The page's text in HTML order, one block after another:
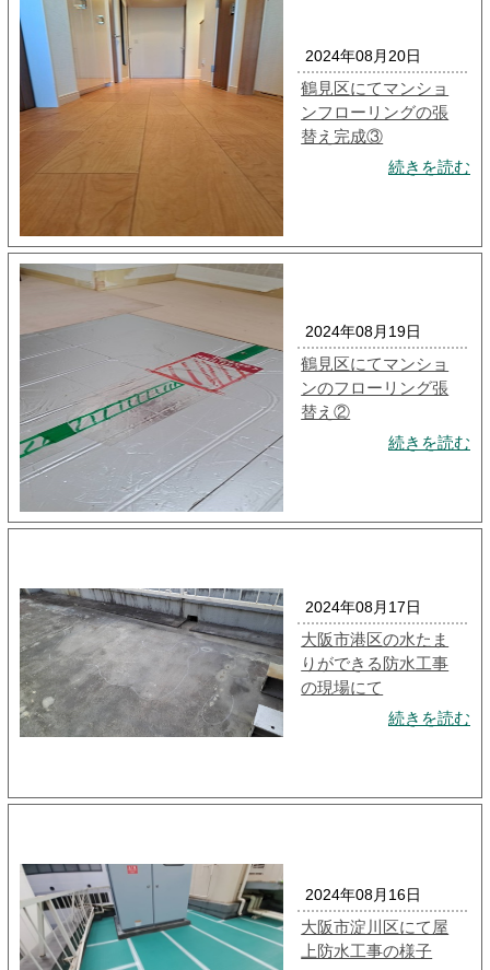
2024年08月20日
鶴見区にてマンショ
ンフローリングの張
替え完成③
続きを読む
2024年08月19日
鶴見区にてマンショ
ンのフローリング張
替え②
続きを読む
2024年08月17日
大阪市港区の水たま
りができる防水工事
の現場にて
続きを読む
2024年08月16日
大阪市淀川区にて屋
上防水工事の様子